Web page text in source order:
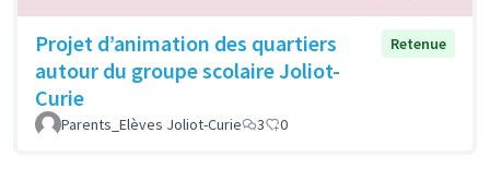
Projet d’animation des quartiers
autour du groupe scolaire Joliot-
Curie
Retenue
Parents_Elèves Joliot-Curie 3 0